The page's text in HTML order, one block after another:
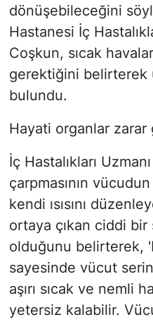
dönüşebileceğini
Hastanesi İç
Coşkun, sıcak
gerektiğini belirterek
bulundu.
Hayati organlar zarar
İç Hastalıkları
çarpmasının
kendi ısısını
ortaya çıkan ciddi bir
olduğunu belirterek,
sayesinde vücut
aşırı sıcak ve nemli
yetersiz kalabilir.